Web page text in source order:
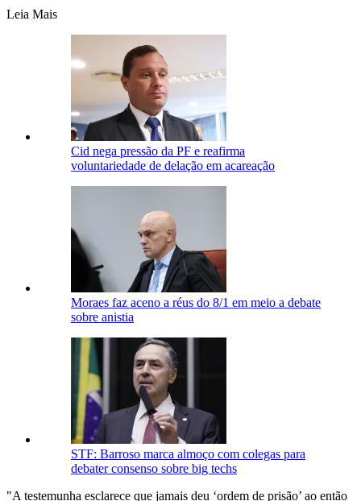
Leia Mais
Cid nega pressão da PF e reafirma
voluntariedade de delação em acareação
Moraes faz aceno a réus do 8/1 em meio a debate
sobre anistia
STF: Barroso marca almoço com colegas para
debater consenso sobre big techs
"A testemunha esclarece que jamais deu ‘ordem de prisão’ ao então